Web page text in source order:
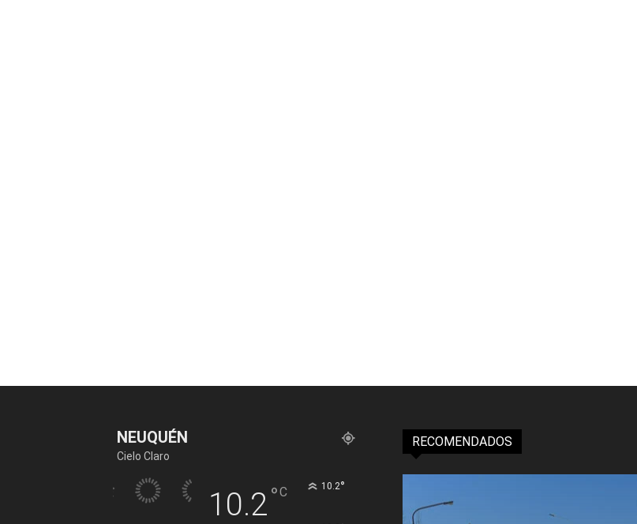
NEUQUÉN
Cielo Claro
10.2°C 10.2°
RECOMENDADOS